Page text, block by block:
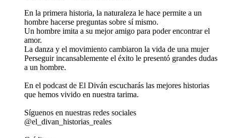
En la primera historia, la naturaleza le hace permite a un
hombre hacerse preguntas sobre sí mismo.
Un hombre imita a su mejor amigo para poder encontrar el
amor.
La danza y el movimiento cambiaron la vida de una mujer
Perseguir incansablemente el éxito le presentó grandes dudas
a un hombre.
En el podcast de El Diván escucharás las mejores historias
que hemos vivido en nuestra tarima.
Síguenos en nuestras redes sociales
@el_divan_historias_reales